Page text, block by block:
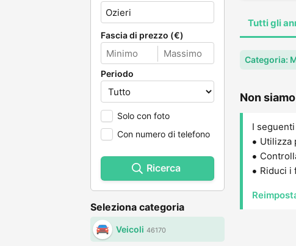
Fascia di prezzo (€)
Periodo
Solo con foto
Con numero di telefono
Ricerca
Seleziona categoria
Veicoli 46170
Tutti gli
Categoria:
Non
I
Utilizza
Riduci i